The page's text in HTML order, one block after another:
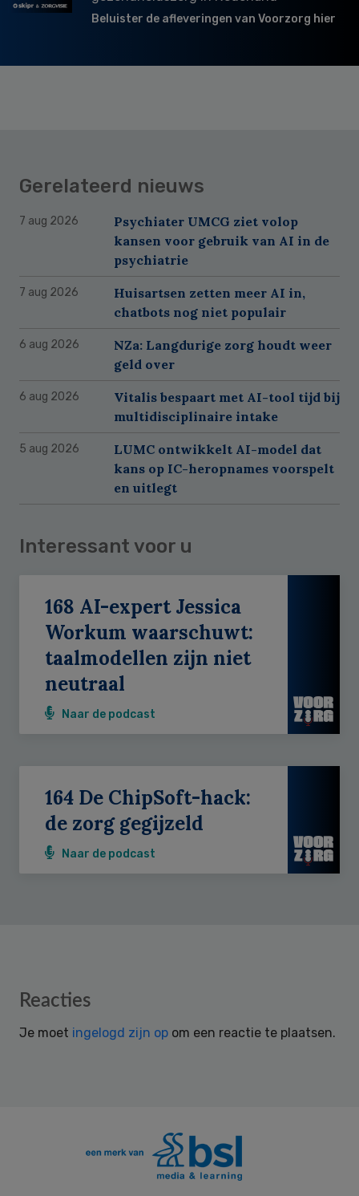
Beluister de afleveringen van Voorzorg hier
Gerelateerd nieuws
7 aug 2026
Psychiater UMCG ziet volop
kansen voor gebruik van AI in de
psychiatrie
7 aug 2026
Huisartsen zetten meer AI in,
chatbots nog niet populair
6 aug 2026
NZa: Langdurige zorg houdt weer
geld over
6 aug 2026
Vitalis bespaart met AI-tool tijd bij
multidisciplinaire intake
5 aug 2026
LUMC ontwikkelt AI-model dat
kans op IC-heropnames voorspelt
en uitlegt
Interessant voor u
168 AI-expert Jessica
Workum waarschuwt:
taalmodellen zijn niet
neutraal
Naar de podcast
164 De ChipSoft-hack:
de zorg gegijzeld
Naar de podcast
Reader
Reacties
Je moet ingelogd zijn op om een reactie te plaatsen.